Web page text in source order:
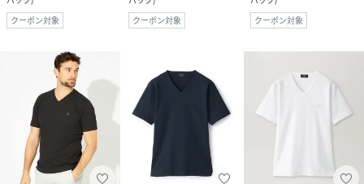
クーポン対象
クーポン対象
クーポン対象